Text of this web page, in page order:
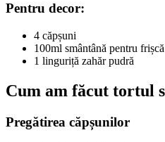
Pentru decor:
4 căpșuni
100ml smântână pentru
1 linguriță zahăr pudră
Cum am făcut tortul
Pregătirea căpșunilor